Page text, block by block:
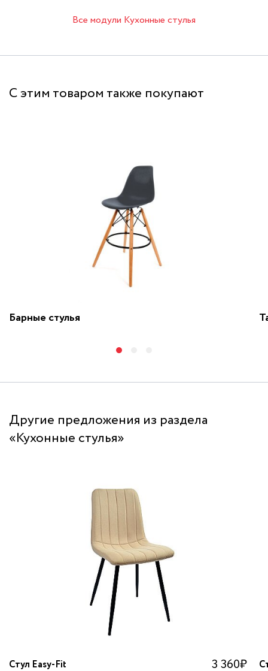
Все модули Кухонные стулья
С этим товаром также покупают
Барные стулья
Другие предложения из раздела
«Кухонные стулья»
Стул Easy-Fit 3 360₽